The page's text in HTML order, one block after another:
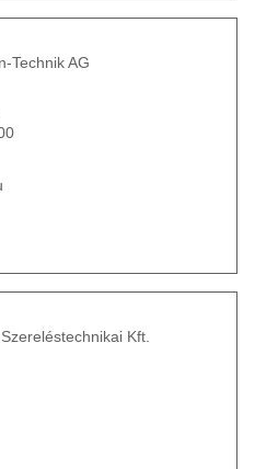
Technik AG
Kft.